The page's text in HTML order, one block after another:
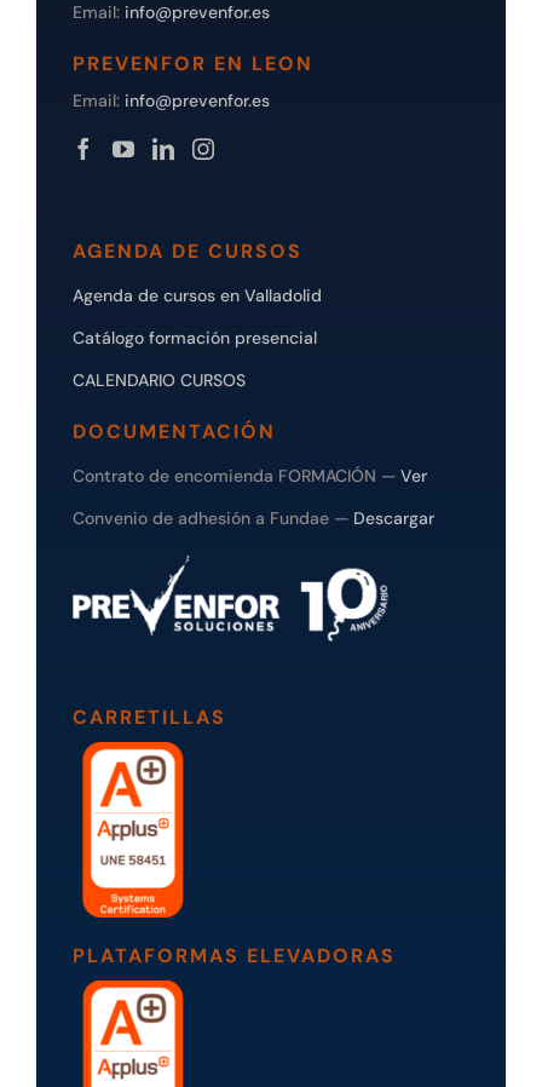
Email: info@prevenfor.es
PREVENFOR EN LEON
Email: info@prevenfor.es
AGENDA DE CURSOS
Agenda de cursos en Valladolid
Catálogo formación presencial
CALENDARIO CURSOS
DOCUMENTACIÓN
Contrato de encomienda FORMACIÓN — Ver
Convenio de adhesión a Fundae — Descargar
CARRETILLAS
PLATAFORMAS ELEVADORAS